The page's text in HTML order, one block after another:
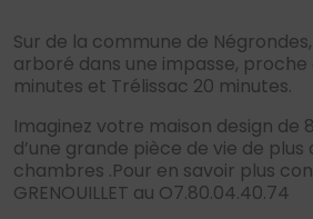
Sur de la commune de
arboré dans une impasse, proche
minutes et Trélissac 20 minutes.
Imaginez votre maison design de
d’une grande pièce de vie de plus
chambres .Pour en savoir plus
GRENOUILLET au O7.80.04.40.74